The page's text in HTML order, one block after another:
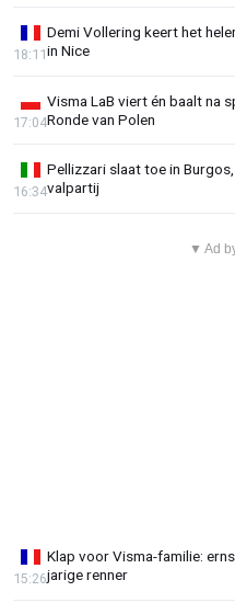
Demi Vollering keert het
in Nice
18:11
Visma LaB viert én baalt na
Ronde van Polen
17:04
Pellizzari slaat toe in
valpartij
16:34
▼ Ad
Klap voor Visma-familie:
jarige renner
15:26